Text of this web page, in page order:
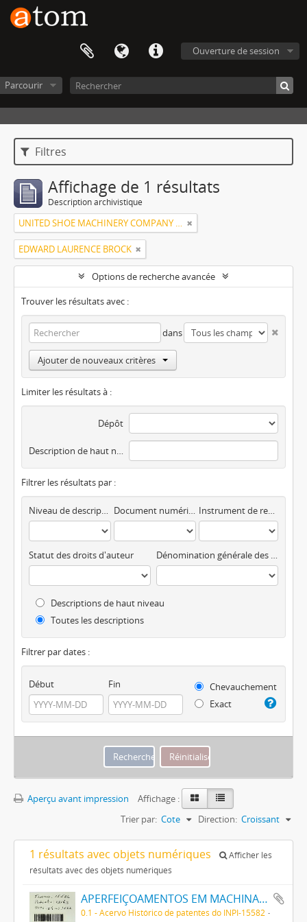
Ouverture de session
Parcourir
Filtres
Affichage de 1 résultats
Description archivistique
UNITED SHOE MACHINERY COMPANY OF SOUTH AMERICA
EDWARD LAURENCE BROCK
Options de recherche avancée
Trouver les résultats avec :
dans
Ajouter de nouveaux critères
Limiter les résultats à :
Dépôt
Description de haut niveau
Filtrer les résultats par :
Niveau de description Document numérique disponible Instrument de recherche
Statut des droits d'auteur Dénomination générale des documents
Descriptions de haut niveau
Toutes les descriptions
Filtrer par dates :
Début Fin
Chevauchement
Exact
Aperçu avant impression
Affichage :
Trier par: Cote Direction: Croissant
1 résultats avec objets numériques
Afficher les
résultats avec des objets numériques
APERFEIÇOAMENTOS EM MACHINAS DE ENFORMAR CALÇADO
0.1 - Acervo Histórico de patentes do INPI-15582